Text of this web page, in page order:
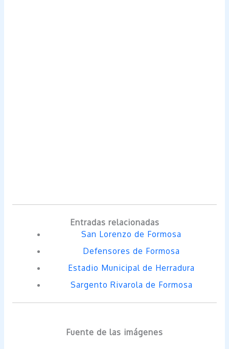
Entradas relacionadas
San Lorenzo de Formosa
Defensores de Formosa
Estadio Municipal de Herradura
Sargento Rivarola de Formosa
Fuente de las imágenes